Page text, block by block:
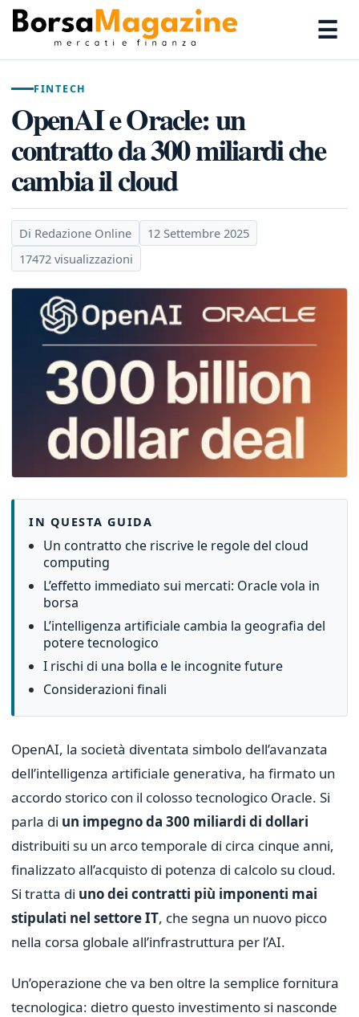
☰
FINTECH
OpenAI e Oracle: un
contratto da 300 miliardi che
cambia il cloud
Di Redazione Online
12 Settembre 2025
17472 visualizzazioni
IN QUESTA GUIDA
Un contratto che riscrive le regole del cloud
computing
L’effetto immediato sui mercati: Oracle vola in
borsa
L’intelligenza artificiale cambia la geografia del
potere tecnologico
I rischi di una bolla e le incognite future
Considerazioni finali
OpenAI, la società diventata simbolo dell’avanzata
dell’intelligenza artificiale generativa, ha firmato un
accordo storico con il colosso tecnologico Oracle. Si
parla di un impegno da 300 miliardi di dollari
distribuiti su un arco temporale di circa cinque anni,
finalizzato all’acquisto di potenza di calcolo su cloud.
Si tratta di uno dei contratti più imponenti mai
stipulati nel settore IT, che segna un nuovo picco
nella corsa globale all’infrastruttura per l’AI.
Un’operazione che va ben oltre la semplice fornitura
tecnologica: dietro questo investimento si nasconde